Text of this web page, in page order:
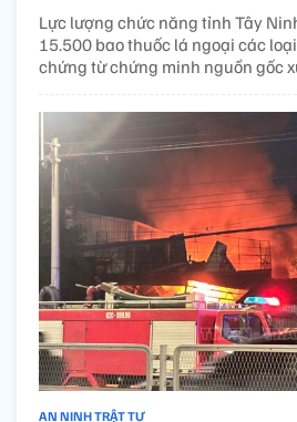
Lực lượng chức năng tỉnh Tây
15.500 bao thuốc lá ngoại các
chứng từ chứng minh nguồn gốc
AN NINH TRẬT TỰ